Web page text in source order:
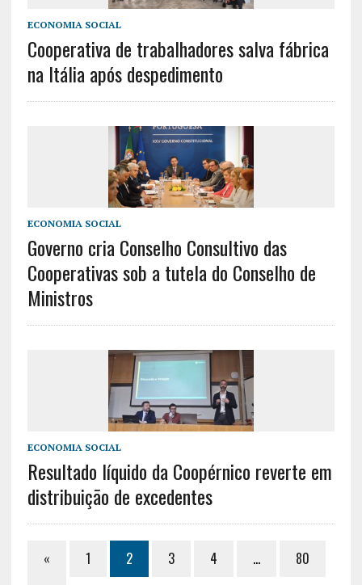
ECONOMIA SOCIAL
Cooperativa de trabalhadores salva fábrica
na Itália após despedimento
ECONOMIA SOCIAL
Governo cria Conselho Consultivo das
Cooperativas sob a tutela do Conselho de
Ministros
ECONOMIA SOCIAL
Resultado líquido da Coopérnico reverte em
distribuição de excedentes
« 1 2 3 4 … 80